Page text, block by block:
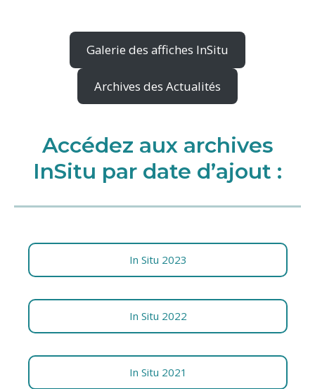
Galerie des affiches InSitu
Archives des Actualités
Accédez aux archives
InSitu par date d’ajout :
In Situ 2023
In Situ 2022
In Situ 2021